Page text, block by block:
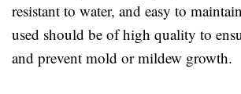
resistant to water, and easy to
used should be of high quality to
and prevent mold or mildew growth.